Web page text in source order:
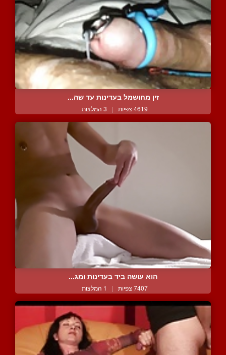
זין מחושמל בעדינות עד שה...
4619 צפיות | 3 המלצות
הוא עושה ביד בעדינות ומג...
7407 צפיות | 1 המלצות